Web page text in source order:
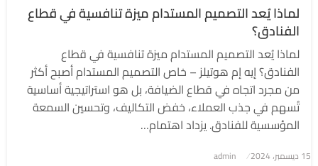
لماذا يُعد التصميم المستدام ميزة تنافسية في قطاع
الفنادق؟
لماذا يُعد التصميم المستدام ميزة تنافسية في قطاع
الفنادق؟ إيه إم هوتيلز – خاص التصميم المستدام أصبح أكثر
من مجرد اتجاه في قطاع الضيافة، بل هو استراتيجية أساسية
تُسهم في جذب العملاء، خفض التكاليف، وتحسين السمعة
المؤسسية للفنادق. يزداد اهتمام…
نُشر
15 ديسمبر، 2024 admin